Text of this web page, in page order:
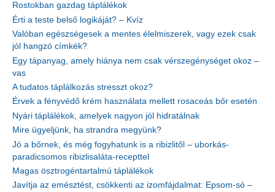
Rostokban gazdag táplálékok
Érti a teste belső logikáját? – Kvíz
Valóban egészségesek a mentes élelmiszerek, vagy ezek csak
jól hangzó címkék?
Egy tápanyag, amely hiánya nem csak vérszegénységet okoz –
vas
A tudatos táplálkozás stresszt okoz?
Érvek a fényvédő krém használata mellett rosaceás bőr esetén
Nyári táplálékok, amelyek nagyon jól hidratálnak
Mire ügyeljünk, ha strandra megyünk?
Jó a bőrnek, és még fogyhatunk is a ribizlitől – uborkás-
paradicsomos ribizlisaláta-recepttel
Magas ösztrogéntartalmú táplálékok
Javítja az emésztést, csökkenti az izomfájdalmat: Epsom-só –